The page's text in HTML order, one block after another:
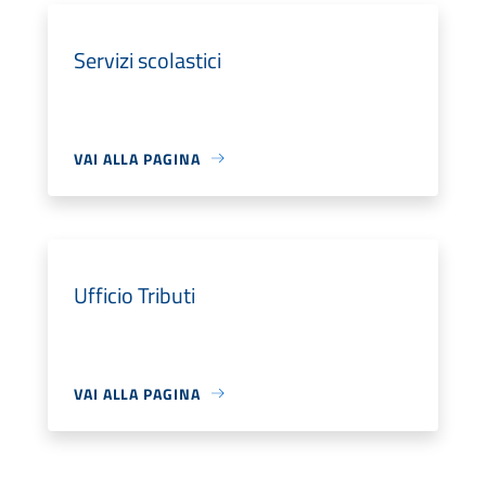
Servizi scolastici
VAI ALLA PAGINA
Ufficio Tributi
VAI ALLA PAGINA